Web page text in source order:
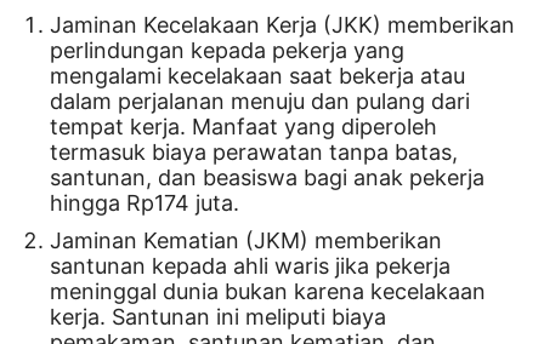
Jaminan Kecelakaan Kerja (JKK) memberikan
perlindungan kepada pekerja yang
mengalami kecelakaan saat bekerja atau
dalam perjalanan menuju dan pulang dari
tempat kerja. Manfaat yang diperoleh
termasuk biaya perawatan tanpa batas,
santunan, dan beasiswa bagi anak pekerja
hingga Rp174 juta.
Jaminan Kematian (JKM) memberikan
santunan kepada ahli waris jika pekerja
meninggal dunia bukan karena kecelakaan
kerja. Santunan ini meliputi biaya